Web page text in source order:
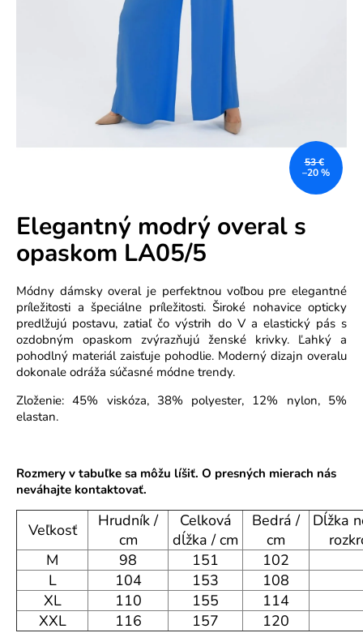
Elegantný modrý overal s
opaskom LA05/5
Módny dámsky overal je perfektnou voľbou pre elegantné
príležitosti a špeciálne príležitosti. Široké nohavice opticky
predlžujú postavu, zatiaľ čo výstrih do V a elastický pás s
ozdobným opaskom zvýrazňujú ženské krivky. Ľahký a
pohodlný materiál zaisťuje pohodlie. Moderný dizajn overalu
dokonale odráža súčasné módne trendy.
Zloženie: 45% viskóza, 38% polyester, 12% nylon, 5%
elastan.
Rozmery v tabuľke sa môžu líšiť. O presných mierach nás
neváhajte kontaktovať.
Veľkosť
Hrudník /
cm
Celková
dĺžka / cm
Bedrá /
cm
Dĺžka
M
98 151
102
L
104 153
108
XL
110 155
114
XXL
116 157 120
53 €
–20 %
HĽADAŤ
O
d
p
o
r
ú
m
e